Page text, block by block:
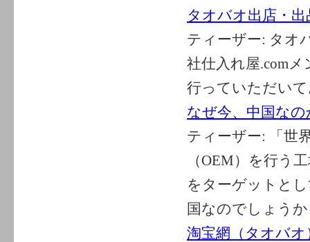
タオバオ出店・
ティーザー: タオ
社仕入れ屋.com
行っていただい
なぜ今、中国なの
ティーザー:
「世
（OEM）を行う
をターゲットと
国なのでしょうか
淘宝網（タオバ